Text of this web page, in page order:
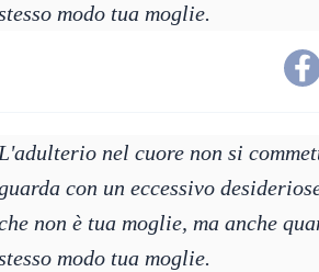
modo tua moglie.
nel cuore non si
con un eccessivo
non è tua moglie, ma anche
modo tua moglie.